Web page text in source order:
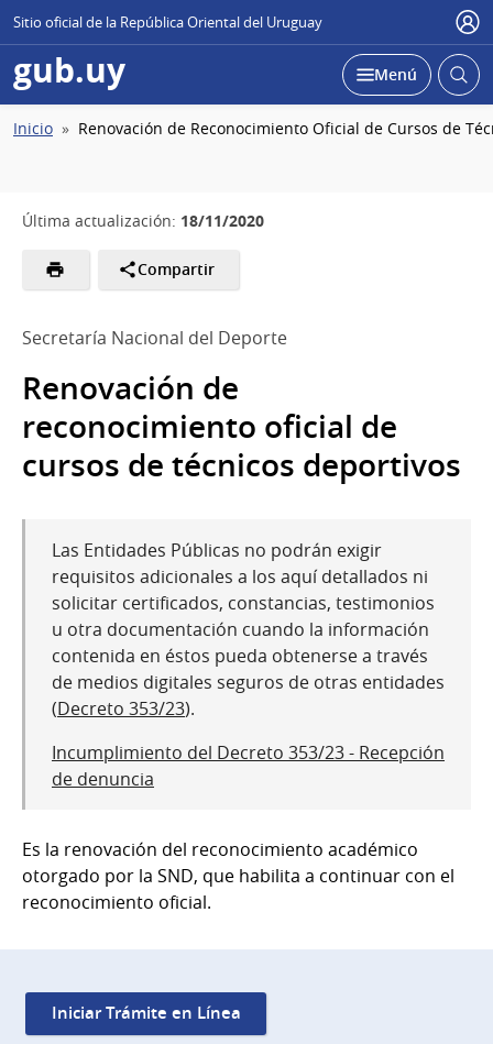
Sitio oficial de la República Oriental del Uruguay
gub.uy Desplegar
Menú Abrir
Ruta
Inicio Renovación de Reconocimiento Oficial de Cursos de
Última actualización: 18/11/2020
Compartir
Secretaría Nacional del Deporte
Renovación de
reconocimiento oficial de
cursos de técnicos deportivos
Las Entidades Públicas no podrán exigir
requisitos adicionales a los aquí detallados ni
solicitar certificados, constancias, testimonios
u otra documentación cuando la información
contenida en éstos pueda obtenerse a través
de medios digitales seguros de otras entidades
(Decreto 353/23).
Incumplimiento del Decreto 353/23 - Recepción
de denuncia
Es la renovación del reconocimiento académico
otorgado por la SND, que habilita a continuar con el
reconocimiento oficial.
Iniciar Trámite en Línea